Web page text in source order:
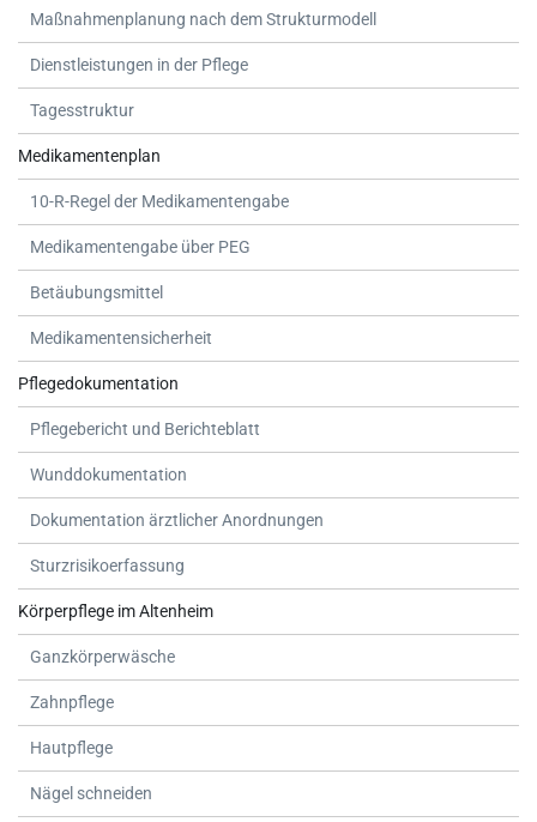
Maßnahmenplanung nach dem Strukturmodell
Dienstleistungen in der Pflege
Tagesstruktur
Medikamentenplan
10-R-Regel der Medikamentengabe
Medikamentengabe über PEG
Betäubungsmittel
Medikamentensicherheit
Pflegedokumentation
Pflegebericht und Berichteblatt
Wunddokumentation
Dokumentation ärztlicher Anordnungen
Sturzrisikoerfassung
Körperpflege im Altenheim
Ganzkörperwäsche
Zahnpflege
Hautpflege
Nägel schneiden